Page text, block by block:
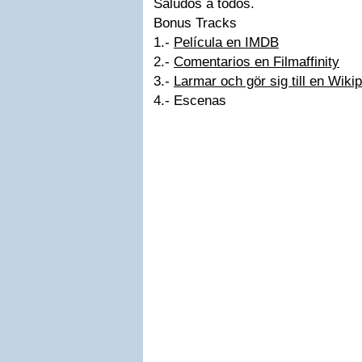
Saludos a todos.
Bonus Tracks
1.- Película en IMDB
2.- Comentarios en Filmaffinity
3.- Larmar och gör sig till en
4.- Escenas